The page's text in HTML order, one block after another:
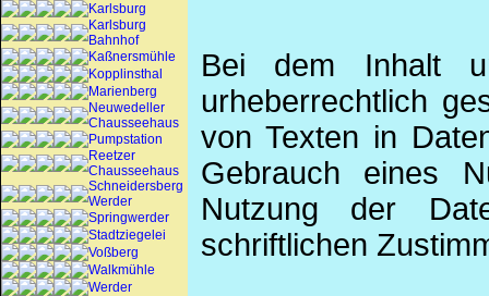
Karlsburg
Karlsburg
Bahnhof
Kaßnersmühle
Kopplinsthal
Marienberg
Neuwedeller
Chausseehaus
Pumpstation
Reetzer
Chausseehaus
Schneidersberg
Werder
Springwerder
Stadtziegelei
Voßberg
Walkmühle
Werder
Bei dem Inhalt
urheberrechtlich
von Texten in
Gebrauch eines
Nutzung der
schriftlichen